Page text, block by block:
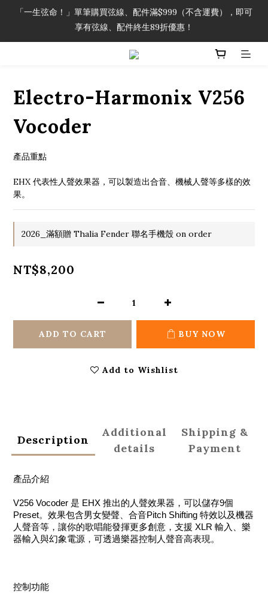
「一生弦命！」單筆購買弦線、配件滿$999（不含運費），即可
享有弦線、配件終生89折優惠！
享有弦線、配件終生89折優惠！
加入會員即領2000元購物金。 加入購物車查看更多折扣！
享有弦線、配件終生89折優惠！
Electro-Harmonix V256
Vocoder
產品重點
EHX 代表性人聲效果器，可以製造出合音、機械人聲等多樣的效
果。
2026_滿額贈 Thalia Fender 聯名手機殼 on order
NT$8,200
ADD TO CART BUY NOW
Add to Wishlist
Description
Additional
details
Shipping &
Payment
產品介紹
V256 Vocoder 是 EHX 推出的人聲效果器，可以儲存9個
Preset。效果包含男女變聲、合音Pitch Shifting 特效以及機器
人聲音等，讓你的歌唱能發揮更多創意，支援 XLR 輸入、樂
器輸入與幻象電源，可透過樂器控制人聲音高表現。
控制功能